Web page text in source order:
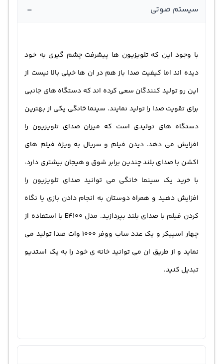
سیستم صوتی -
با وجود این که تلویزیون ها پیشرفت چشم گیری به خود
دیده اند اما کیفیت صدا باز هم در ان ها خیلی بالا نیست از
این رو تولید کنندگان سعی کرده اند که دستگاه های جانبی
برای تقویت صدا را تولید نمایند. سینما خانگی یکی از بهترین
دستگاه های تولیدی است که میزان صدای تلویزیون را
افزایش می دهد. دیدن فیلم و سریال به ویژه فیلم های
اکشن با صدای بلند چندین برابر شوق و هیجان بیشتری دارد،
با خرید یک سینما خانگی می توانید صدای تلویزیون را
افزایش دهید و همراه دوستان به انجام دادن بازی یا نگاه
کردن فیلم با صدای بلند بپردازید. مدل E4100 با استفاده از
چهار اسپیکر و یک عدد ساب ووفر 1000 وات صدا تولید می
نماید و از طریق ان می توانید خانه ی خود را به یک استدیو
تبدیل کنید.